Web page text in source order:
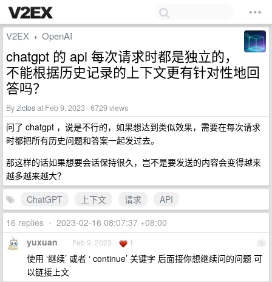
V2EX › OpenAI
chatgpt 的 api 每次请求时都是独立的，
不能根据历史记录的上下文更有针对性地回
答吗？
Byzictosat Feb 9, 2023 · 6729 views
问了 chatgpt ，说是不行的，如果想达到类似效果，需要在每次请求
时都把所有历史问题和答案一起发过去。
那这样的话如果想要会话保持很久，岂不是要发送的内容会变得越来
越多越来越大？
ChatGPT
上下文 请求
API
16 replies • 2023-02-16 08:07:37 +08:00
1
yuxuan Feb 9, 2023 1
使用 ‘继续’ 或者 ‘ continue’ 关键字 后面接你想继续问的问题 可
以链接上文